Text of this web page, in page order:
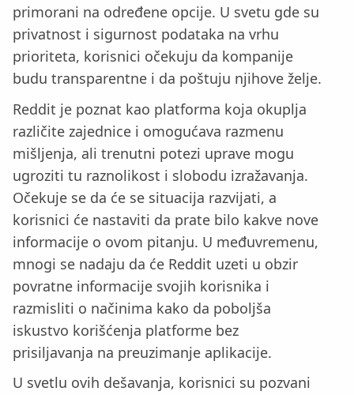
primorani na određene opcije. U svetu gde su
privatnost i sigurnost podataka na vrhu
prioriteta, korisnici očekuju da kompanije
budu transparentne i da poštuju njihove želje.
Reddit je poznat kao platforma koja okuplja
različite zajednice i omogućava razmenu
mišljenja, ali trenutni potezi uprave mogu
ugroziti tu raznolikost i slobodu izražavanja.
Očekuje se da će se situacija razvijati, a
korisnici će nastaviti da prate bilo kakve nove
informacije o ovom pitanju. U međuvremenu,
mnogi se nadaju da će Reddit uzeti u obzir
povratne informacije svojih korisnika i
razmisliti o načinima kako da poboljša
iskustvo korišćenja platforme bez
prisiljavanja na preuzimanje aplikacije.
U svetlu ovih dešavanja, korisnici su pozvani